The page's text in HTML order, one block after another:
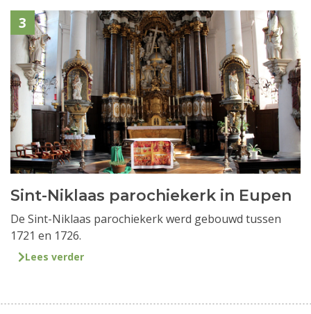
3
Sint-Niklaas parochiekerk in Eupen
De Sint-Niklaas parochiekerk werd gebouwd tussen
1721 en 1726.
Lees verder